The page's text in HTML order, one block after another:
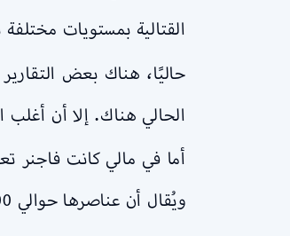
القتالية بمستويات
حاليًا، هناك بعض
الحالي هناك. إلا أن
ويُقال أن عناصرها حوالي 300 على الأكثر وتعتبر قوة روسية لمنافسة النفوذ الفرنسي هناك.